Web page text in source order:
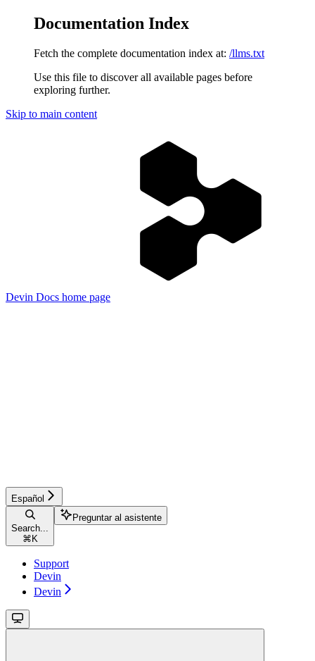
Documentation Index
Fetch the complete documentation index at: /llms.txt
Use this file to discover all available pages before
exploring further.
Skip to main content
Devin Docs home page
Español
Search...
⌘ K
Preguntar al asistente
Support
Devin
Devin